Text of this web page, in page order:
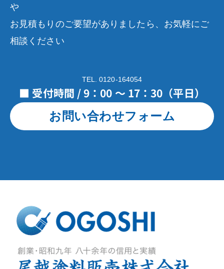
や
お見積もりのご要望がありましたら、お気軽にご
相談ください
TEL. 0120-164054
■ 受付時間 / 9：00 ～ 17：30（平日）
お問い合わせフォーム